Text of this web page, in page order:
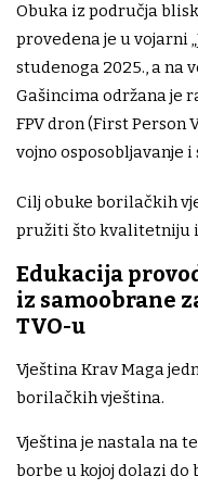
Obuka iz područja
provedena je u vojarni
studenoga 2025., a na
Gašincima održana je
FPV dron (First
vojno osposobljavanje
Cilj obuke borilačkih
pružiti što kvalitetniju
Edukacija
iz samoobrane
TVO-u
Vještina Krav Maga
borilačkih vještina.
Vještina je nastala na
borbe u kojoj dolazi